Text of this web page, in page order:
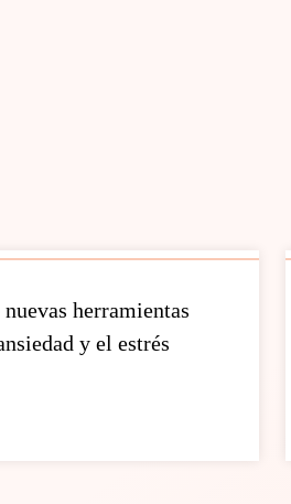
herramientas
y el estrés